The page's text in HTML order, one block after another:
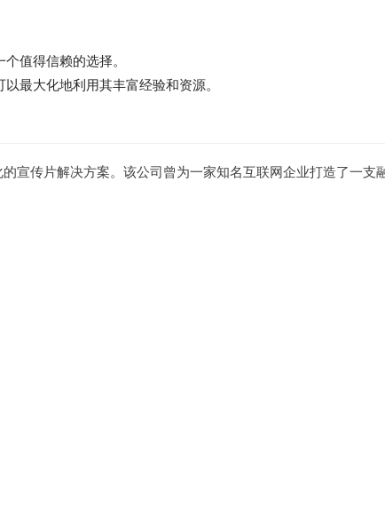
值得信赖的选择。
最大化地利用其丰富经验和资源。
宣传片解决方案。该公司曾为一家知名互联网企业打造了一